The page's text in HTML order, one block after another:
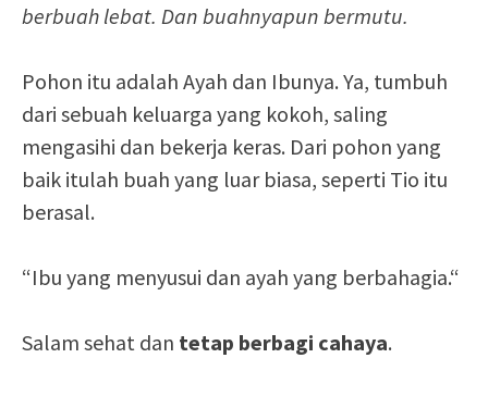
berbuah lebat. Dan buahnyapun bermutu.
Pohon itu adalah Ayah dan Ibunya. Ya, tumbuh
dari sebuah keluarga yang kokoh, saling
mengasihi dan bekerja keras. Dari pohon yang
baik itulah buah yang luar biasa, seperti Tio itu
berasal.
“Ibu yang menyusui dan ayah yang berbahagia.“
Salam sehat dan tetap berbagi cahaya.